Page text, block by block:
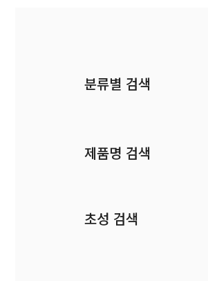
분류별 검색
제품명 검색
초성 검색